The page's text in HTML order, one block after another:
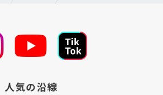
人気の沿線